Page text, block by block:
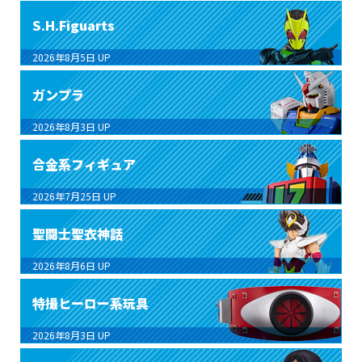
S.H.Figuarts
2026年8月5日 UP
ガンプラ
2026年8月3日 UP
合金系フィギュア
2026年7月25日 UP
聖闘士聖衣神話
2026年8月6日 UP
特撮ヒーロー系玩具
2026年8月3日 UP